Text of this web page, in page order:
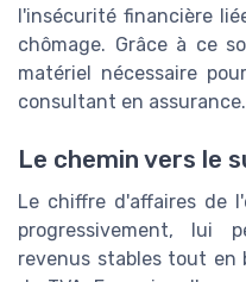
l'insécurité financière
chômage. Grâce à ce
matériel nécessaire
consultant en assurance.
Le chemin vers le
Le chiffre d'affaires de
progressivement, lui
revenus stables tout en